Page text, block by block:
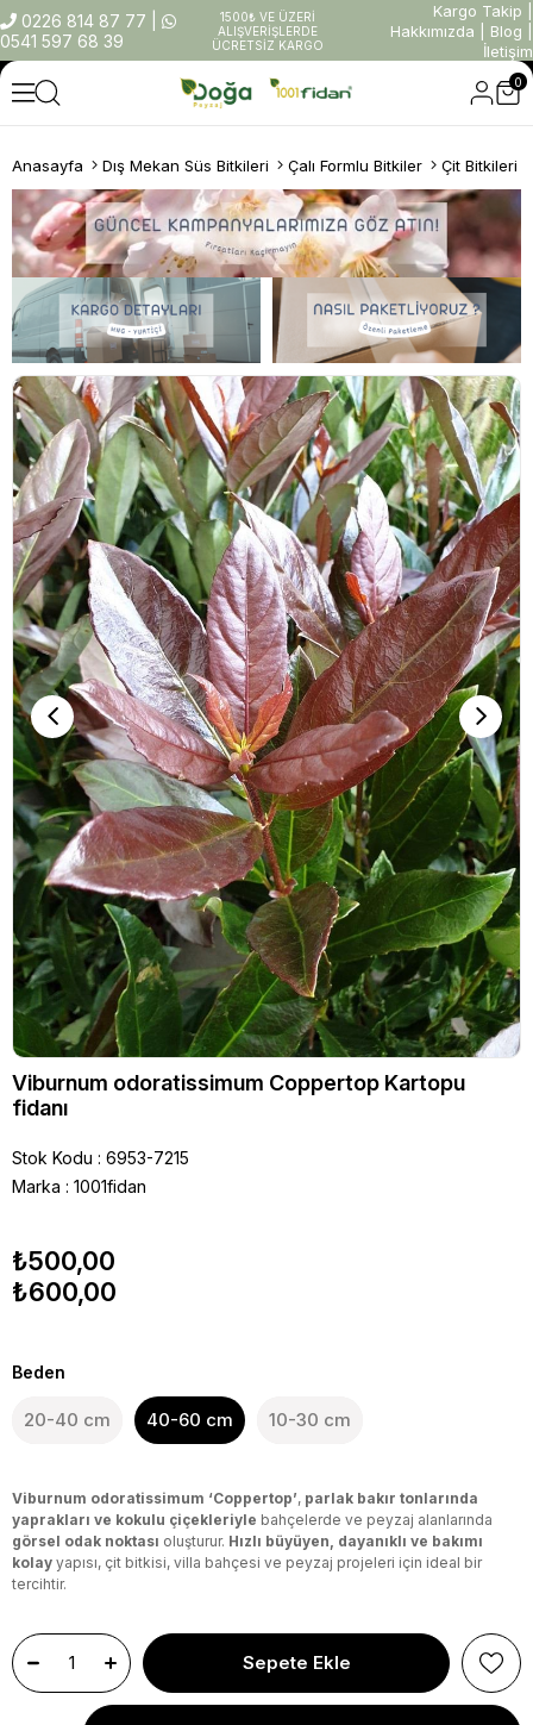
0226 814 87 77
0541 597 68 39
1500₺ VE ÜZERİ
ALIŞVERİŞLERDE
ÜCRETSİZ KARGO
Kargo Takip
Hakkımızda
Blog
İletişim
0
Anasayfa Dış Mekan Süs Bitkileri Çalı Formlu Bitkiler Çit Bitkileri
Viburnum odoratissimum Coppertop Kartopu
fidanı
Stok Kodu
6953-7215
Marka : 1001fidan
₺500,00
₺600,00
Beden
20-40 cm 40-60 cm 10-30 cm
Viburnum odoratissimum ‘Coppertop’, parlak bakır tonlarında
yaprakları ve kokulu çiçekleriyle bahçelerde ve peyzaj alanlarında
görsel odak noktası oluşturur. Hızlı büyüyen, dayanıklı ve bakımı
kolay yapısı, çit bitkisi, villa bahçesi ve peyzaj projeleri için ideal bir
tercihtir.